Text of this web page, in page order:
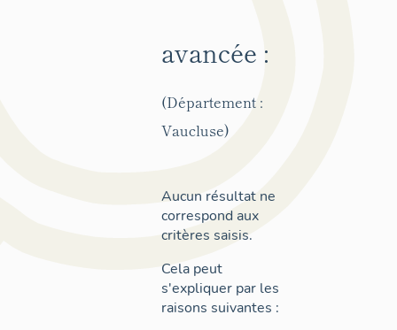
avancée :
(Département :
Vaucluse)
Aucun résultat ne
correspond aux
critères saisis.
Cela peut
s'expliquer par les
raisons suivantes :